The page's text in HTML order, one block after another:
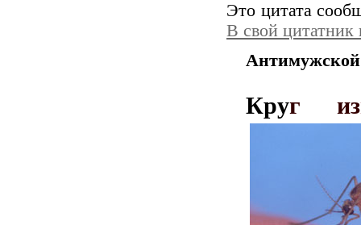
Это цитата
В свой цитатник
Круг из